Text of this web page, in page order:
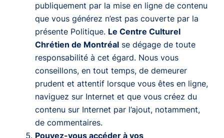
publiquement par la mise en ligne de contenu
que vous générez n’est pas couverte par la
présente Politique. Le Centre Culturel
Chrétien de Montréal se dégage de toute
responsabilité à cet égard. Nous vous
conseillons, en tout temps, de demeurer
prudent et attentif lorsque vous êtes en ligne,
naviguez sur Internet et que vous créez du
contenu sur Internet par l’ajout, notamment,
de commentaires.
Pouvez-vous accéder à vos